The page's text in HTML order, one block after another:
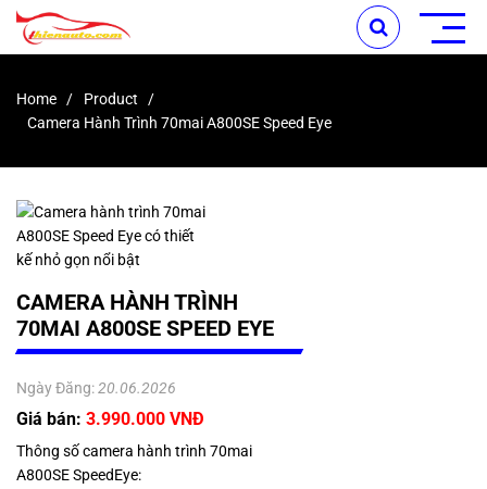
Home
Product
Camera Hành Trình 70mai A800SE Speed Eye
CAMERA HÀNH TRÌNH
70MAI A800SE SPEED EYE
Ngày Đăng: 20.06.2026
Giá bán: 3.990.000 VNĐ
Thông số camera hành trình 70mai
A800SE SpeedEye: